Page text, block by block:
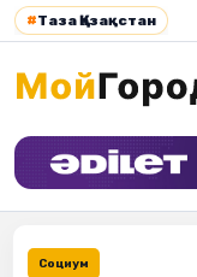
#Таза Қазақстан
Социум